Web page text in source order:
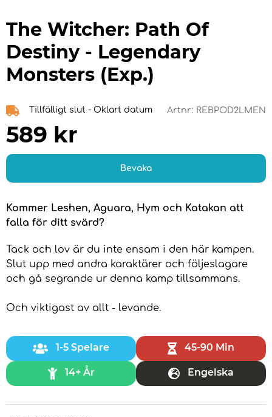
The Witcher: Path Of
Destiny - Legendary
Monsters (Exp.)
Tillfälligt slut - Oklart datum Artnr: REBPOD2LMEN
589 kr
Bevaka
Kommer Leshen, Aguara, Hym och Katakan att
falla för ditt svärd?
Tack och lov är du inte ensam i den här kampen.
Slut upp med andra karaktärer och följeslagare
och gå segrande ur denna kamp tillsammans.
Och viktigast av allt - levande.
1-5 Spelare 45-90 Min
14+ År Engelska